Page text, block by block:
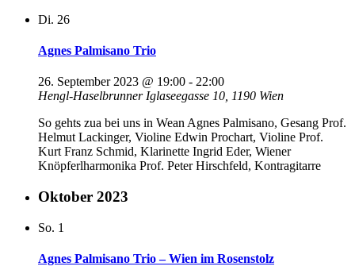
Di. 26
Agnes Palmisano Trio
26. September 2023 @ 19:00 - 22:00
Hengl-Haselbrunner Iglaseegasse 10, 1190 Wien
So gehts zua bei uns in Wean Agnes Palmisano, Gesang Prof.
Helmut Lackinger, Violine Edwin Prochart, Violine Prof.
Kurt Franz Schmid, Klarinette Ingrid Eder, Wiener
Knöpferlharmonika Prof. Peter Hirschfeld, Kontragitarre
Oktober 2023
So. 1
Agnes Palmisano Trio – Wien im Rosenstolz